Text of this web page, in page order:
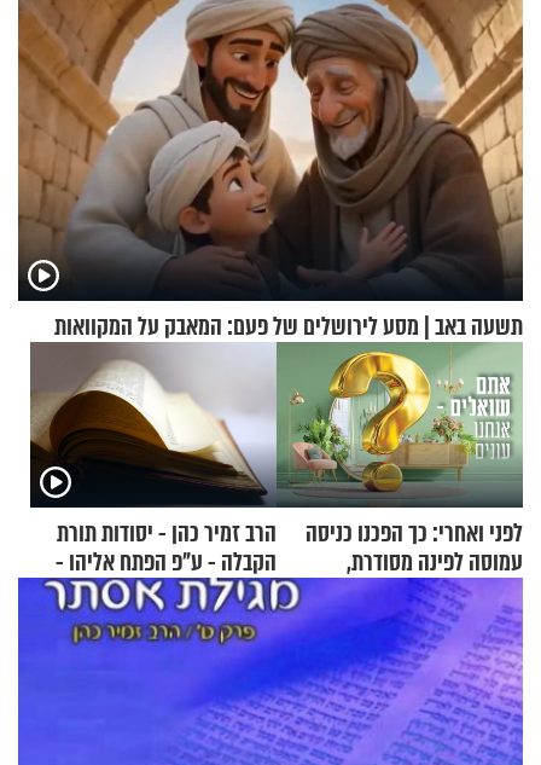
תשעה באב | מסע לירושלים של פעם: המאבק על המקוואות
לפני ואחרי: כך הפכנו כניסה
עמוסה לפינה מסודרת,
שימושית ומזמינה
הרב זמיר כהן - יסודות תורת
הקבלה - ע"פ הפתח אליהו -
חלק ב